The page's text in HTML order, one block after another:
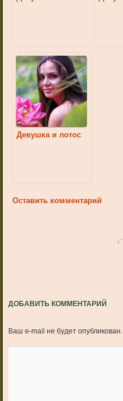
Девушка и лотос
Оставить комментарий
ДОБАВИТЬ КОММЕНТАРИЙ
Ваш e-mail не будет опубликован.